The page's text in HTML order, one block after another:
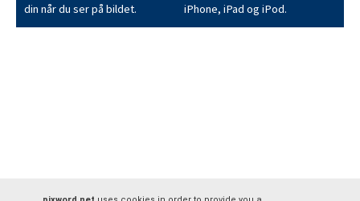
din når du ser på bildet.
iPhone, iPad og iPod.